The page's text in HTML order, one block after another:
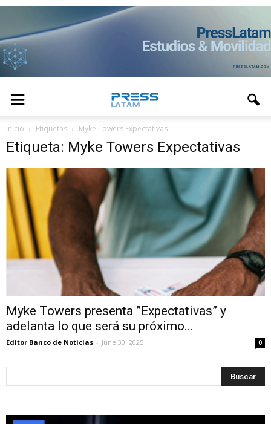
Inicio Etiquetas Myke Towers Expectativas
Etiqueta: Myke Towers Expectativas
Myke Towers presenta ”Expectativas” y
adelanta lo que será su próximo...
Editor Banco de Noticias - June 30, 2025 0